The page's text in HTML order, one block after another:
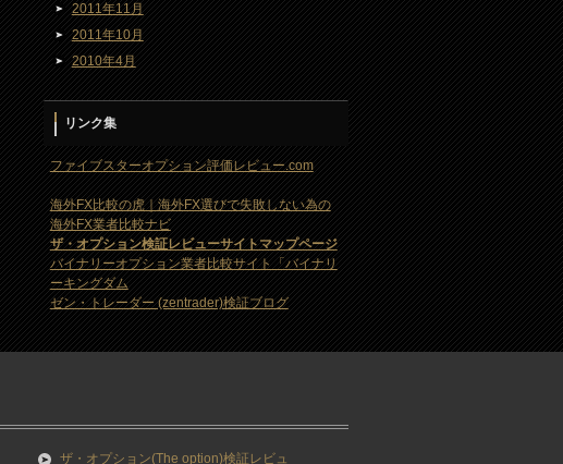
2011年11月
2011年10月
2010年4月
リンク集
ファイブスターオプション評価レビュー.com
海外FX比較の虎｜海外FX選びで失敗しない為の
海外FX業者比較ナビ
ザ・オプション検証レビューサイトマップページ
バイナリーオプション業者比較サイト「バイナリ
ーキングダム
ゼン・トレーダー (zentrader)検証ブログ
ザ・オプション(The option)検証レビュ